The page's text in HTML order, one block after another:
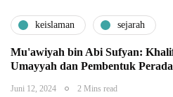
keislaman sejarah
Mu'awiyah bin Abi Sufyan:
Umayyah dan Pembentuk
Juni 12, 2024 2 Mins read